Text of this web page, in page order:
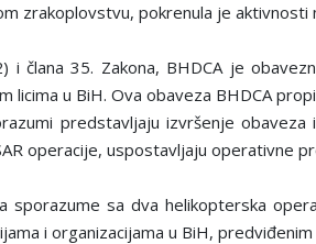
zrakoplovstvu, pokrenula je
i člana 35. Zakona, BHDCA je
licima u BiH. Ova obaveza BHDCA
predstavljaju izvršenje
operacije, uspostavljaju operativne
sporazume sa dva helikopterska
i organizacijama u BiH,